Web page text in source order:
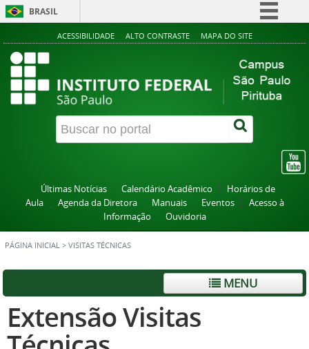
BRASIL
Simplifique!
Participe
Acesso à informação
Legislação
Canais
ACESSIBILIDADE ALTO CONTRASTE MAPA DO SITE
Últimas Notícias Calendário Acadêmico
Horários de
Aula
Agenda da Diretora Manuais Eventos
Acesso à
Informação
Ouvidoria
PÁGINA INICIAL > VISITAS TÉCNICAS
MENU
Extensão Visitas